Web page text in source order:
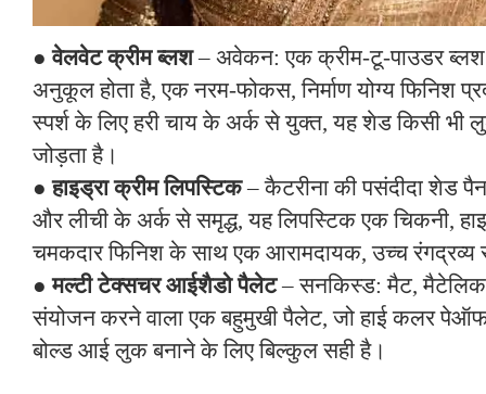
● वेलवेट क्रीम ब्लश– अवेकन: एक क्रीम-टू-पाउडर ब्लश
अनुकूल होता है, एक नरम-फोकस, निर्माण योग्य फिनिश
स्पर्श के लिए हरी चाय के अर्क से युक्त, यह शेड किसी भी
जोड़ता है।
●हाइड्रा क्रीम लिपस्टिक– कैटरीना की पसंदीदा शेड
और लीची के अर्क से समृद्ध, यह लिपस्टिक एक चिकनी,
चमकदार फिनिश के साथ एक आरामदायक, उच्च रंगद्रव्य
●मल्टी टेक्सचर आईशैडो पैलेट– सनकिस्ड: मैट,
संयोजन करने वाला एक बहुमुखी पैलेट, जो हाई कलर
बोल्ड आई लुक बनाने के लिए बिल्कुल सही है।